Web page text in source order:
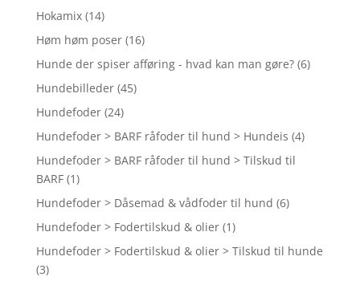
Hokamix (14)
Høm høm poser (16)
Hunde der spiser afføring - hvad kan man gøre? (6)
Hundebilleder (45)
Hundefoder (24)
Hundefoder > BARF råfoder til hund > Hundeis (4)
Hundefoder > BARF råfoder til hund > Tilskud til
BARF (1)
Hundefoder > Dåsemad & vådfoder til hund (6)
Hundefoder > Fodertilskud & olier (1)
Hundefoder > Fodertilskud & olier > Tilskud til hunde
(3)